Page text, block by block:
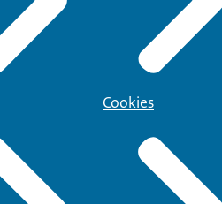
Cookies